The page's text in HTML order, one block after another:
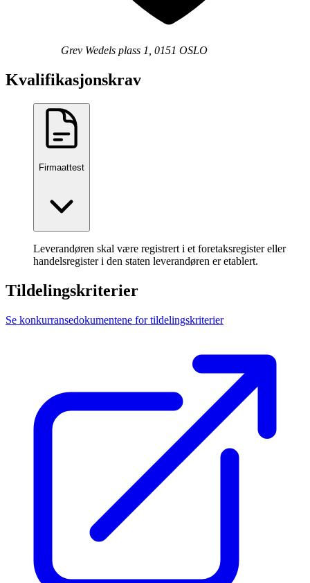
Grev Wedels plass 1, 0151 OSLO
Kvalifikasjonskrav
Firmaattest
Leverandøren skal være registrert i et foretaksregister eller
handelsregister i den staten leverandøren er etablert.
Tildelingskriterier
Se konkurransedokumentene for tildelingskriterier